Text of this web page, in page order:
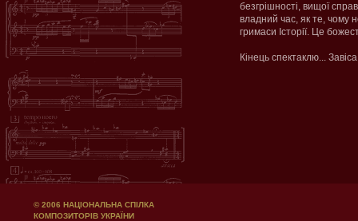
безгрішності, вищої
владний час, як те, чому
гримаси Історії. Це
Кінець спектаклю...
© 2006 НАЦІОНАЛЬНА СПІЛКА
КОМПОЗИТОРІВ УКРАЇНИ